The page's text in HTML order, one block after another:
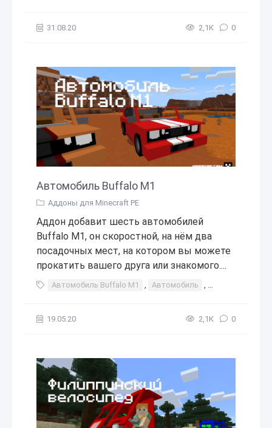
31.08.20 2,1К 0
Автомобиль Buffalo M1
Аддоны для Minecraft PE
Аддон добавит шесть автомобилей
Buffalo M1, он скоростной, на нём два
посадочных мест, на котором вы можете
прокатить вашего друга или знакомого....
Автомобиль Buffalo M1 , Автомобиль , машина
19.05.20 2,1К 0